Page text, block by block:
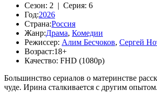
Сезон: 2 | Серия: 6
Год:2026
Страна:Россия
Жанр:Драма, Комедии
Режиссер: Алим Бесчоков, Сергей
Возраст:18+
Качество: FHD (1080p)
Большинство сериалов о материнстве
чуде. Ирина сталкивается с другим